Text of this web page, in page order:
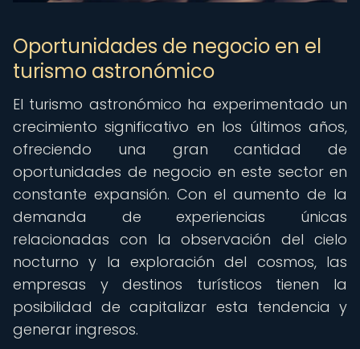
Oportunidades de negocio en el
turismo astronómico
El turismo astronómico ha experimentado un
crecimiento significativo en los últimos años,
ofreciendo una gran cantidad de
oportunidades de negocio en este sector en
constante expansión. Con el aumento de la
demanda de experiencias únicas
relacionadas con la observación del cielo
nocturno y la exploración del cosmos, las
empresas y destinos turísticos tienen la
posibilidad de capitalizar esta tendencia y
generar ingresos.